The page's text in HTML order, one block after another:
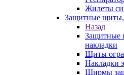
Жилеты
Защитные щиты,
Назад
Защитные
накладки
Щиты
Накладки
Ширмы